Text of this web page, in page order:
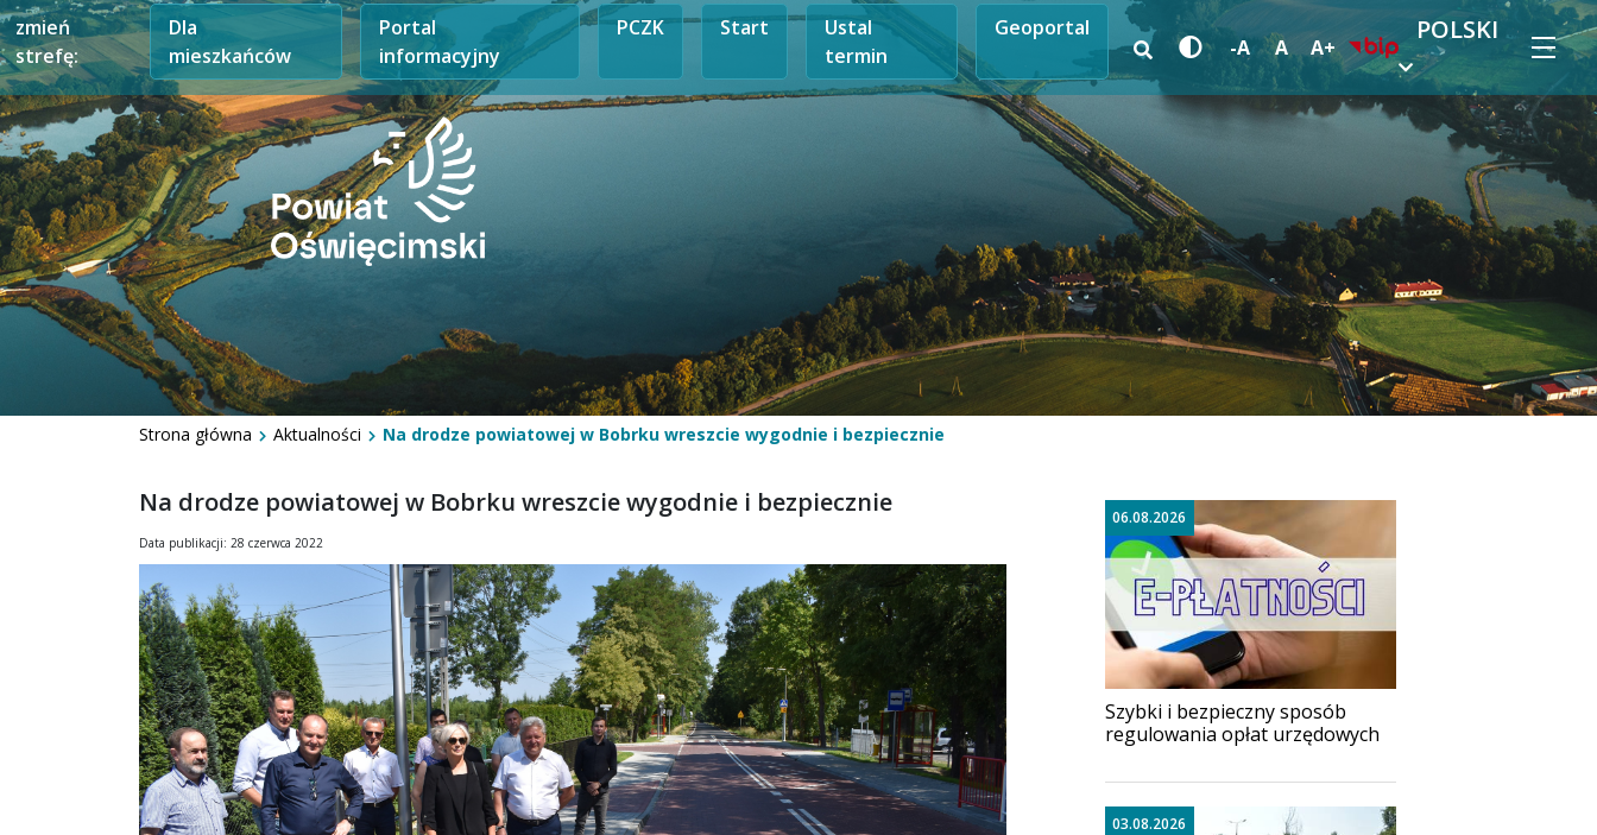
zmień
strefę:
Dla
mieszkańców
Portal
informacyjny
PCZK Start
Ustal
termin
Geoportal
-A A A+
POLSKI
Strona główna Aktualności Na drodze powiatowej w Bobrku wreszcie wygodnie i bezpiecznie
Na drodze powiatowej w Bobrku wreszcie wygodnie i bezpiecznie
Data publikacji: 28 czerwca 2022
06.08.2026
Szybki i bezpieczny sposób
regulowania opłat urzędowych
03.08.2026